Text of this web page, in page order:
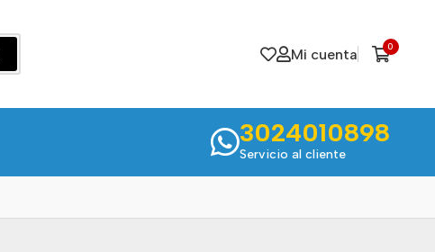
Mi cuenta 0
3024010898
Servicio al cliente